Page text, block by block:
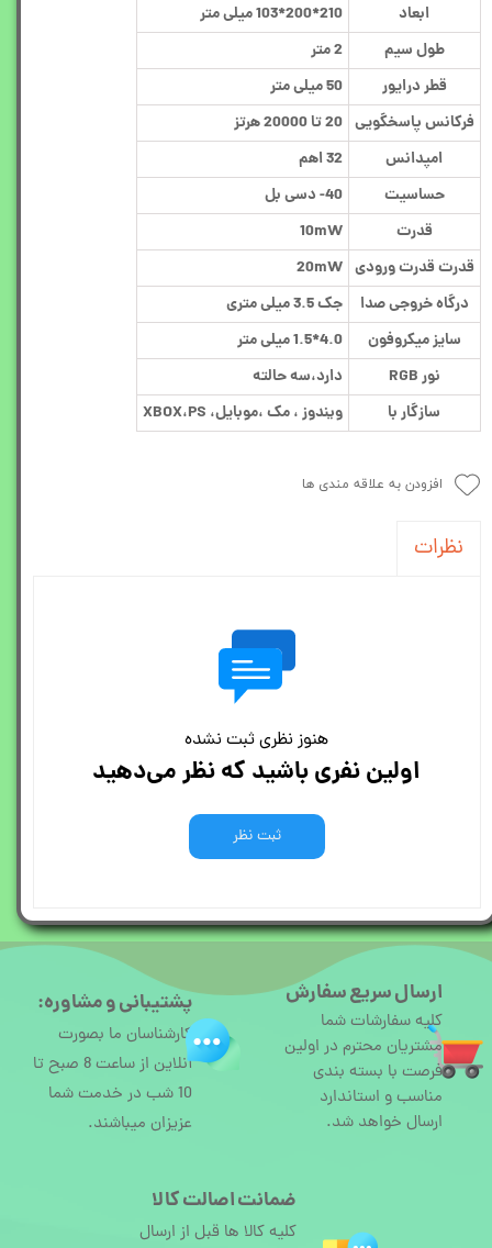
ابعاد
210*200*103 میلی متر
طول سیم
2 متر
قطر درایور
50 میلی متر
فرکانس پاسخگویی 20 تا 20000 هرتز
امپدانس
32 اهم
حساسیت
40- دسی بل
قدرت
10mW
قدرت قدرت ورودی 20mW
درگاه خروجی صدا
جک 3.5 میلی متری
سایز میکروفون
4.0*1.5 میلی متر
نور RGB
دارد،سه حالته
سازگار با
ویندوز ، مک ،موبایل، XBOX،PS
افزودن به علاقه مندی ها
نظرات
هنوز نظری ثبت نشده
اولین نفری باشید که نظر می‌دهید
ثبت نظر
ارسال سریع سفارش
کلیه سفارشات شما
مشتریان محترم در اولین
فرصت با بسته بندی
مناسب و استاندارد
ارسال خواهد شد.
پشتیبانی و مشاوره:
کارشناسان ما بصورت
آنلاین از ساعت 8 صبح تا
10 شب در خدمت شما
عزیزان میباشند.
ضمانت اصالت کالا
کلیه کالا ها قبل از ارسال